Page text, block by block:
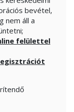
bevétel,
nem áll a
felülettel